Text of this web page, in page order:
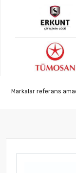
Markalar referans